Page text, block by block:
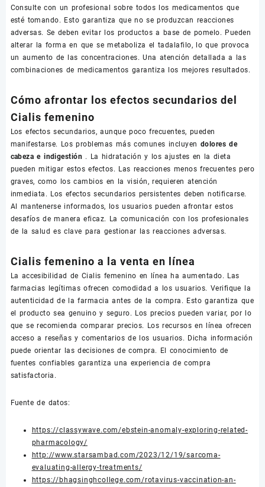
Consulte con un profesional sobre todos los medicamentos que
esté tomando. Esto garantiza que no se produzcan reacciones
adversas. Se deben evitar los productos a base de pomelo. Pueden
alterar la forma en que se metaboliza el tadalafilo, lo que provoca
un aumento de las concentraciones. Una atención detallada a las
combinaciones de medicamentos garantiza los mejores resultados.
Cómo afrontar los efectos secundarios del
Cialis femenino
Los efectos secundarios, aunque poco frecuentes, pueden
manifestarse. Los problemas más comunes incluyen dolores de
cabeza e indigestión . La hidratación y los ajustes en la dieta
pueden mitigar estos efectos. Las reacciones menos frecuentes pero
graves, como los cambios en la visión, requieren atención
inmediata. Los efectos secundarios persistentes deben notificarse.
Al mantenerse informados, los usuarios pueden afrontar estos
desafíos de manera eficaz. La comunicación con los profesionales
de la salud es clave para gestionar las reacciones adversas.
Cialis femenino a la venta en línea
La accesibilidad de Cialis femenino en línea ha aumentado. Las
farmacias legítimas ofrecen comodidad a los usuarios. Verifique la
autenticidad de la farmacia antes de la compra. Esto garantiza que
el producto sea genuino y seguro. Los precios pueden variar, por lo
que se recomienda comparar precios. Los recursos en línea ofrecen
acceso a reseñas y comentarios de los usuarios. Dicha información
puede orientar las decisiones de compra. El conocimiento de
fuentes confiables garantiza una experiencia de compra
satisfactoria.
Fuente de datos:
https://classywave.com/ebstein-anomaly-exploring-related-
pharmacology/
http://www.starsambad.com/2023/12/19/sarcoma-
evaluating-allergy-treatments/
https://bhagsinghcollege.com/rotavirus-vaccination-an-